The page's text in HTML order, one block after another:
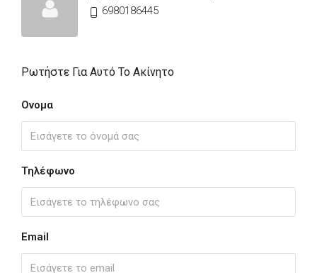
6980186445
Ρωτήστε Για Αυτό Το Ακίνητο
Ονομα
Τηλέφωνο
Email